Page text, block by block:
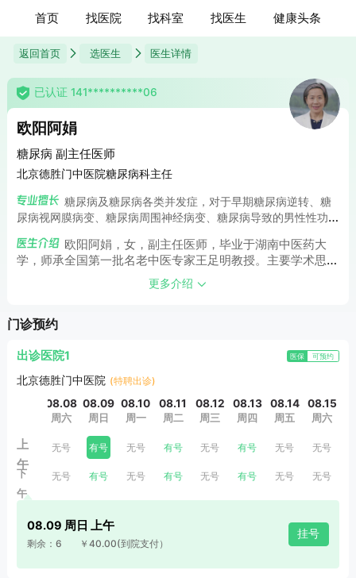
首页 找医院 找科室 找医生 健康头条
返回首页 选医生 医生详情
已认证 141**********06
欧阳阿娟
糖尿病 副主任医师
北京德胜门中医院糖尿病科主任
糖尿病及糖尿病各类并发症，对于早期糖尿病逆转、糖
尿病视网膜病变、糖尿病周围神经病变、糖尿病导致的男性性功
有较丰富的经验；另对呼吸内科常见病及多发病也有着丰富的临
床经验。
欧阳阿娟，女，副主任医师，毕业于湖南中医药大
学，师承全国第一批名老中医专家王足明教授。主要学术思
想：治未病，治病必求治本。临床工作30余载，擅长呼吸内
科疾病及糖尿病的系统治疗，在多病种引起的并发症上，经验
更多介绍
门诊预约
出诊医院1 医保 可预约
北京德胜门中医院 (特聘出诊)
上
午
下
午
08.08
周六
无号
无号
08.09
周日
有号
有号
08.10
周一
无号
无号
08.11
周二
有号
有号
08.12
周三
无号
无号
08.13
周四
有号
有号
08.14
周五
无号
无号
08.15
周六
无号
无号
08.09 周日 上午
剩余：6 ￥40.00(到院支付）
挂号